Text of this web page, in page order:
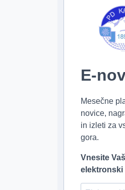
E-
Mesečne
novice,
in izleti za
gora.
Vnesite Vaš
elektronski